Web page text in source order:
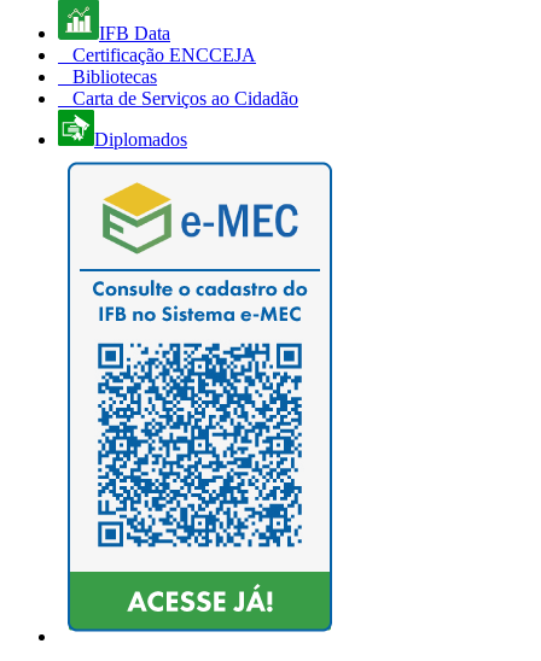
IFB Data
Certificação ENCCEJA
Bibliotecas
Carta de Serviços ao Cidadão
Diplomados